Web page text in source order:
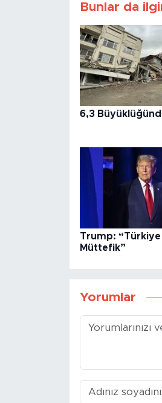
Bunlar da
6,3
Trump: “Türkiye
Müttefik”
Yorumlar